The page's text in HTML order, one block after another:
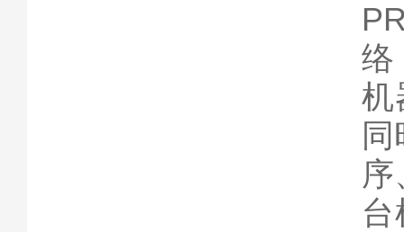
络
机